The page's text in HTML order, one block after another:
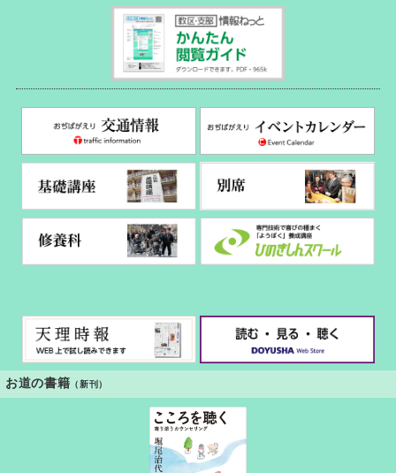
お道の書籍 （新刊）